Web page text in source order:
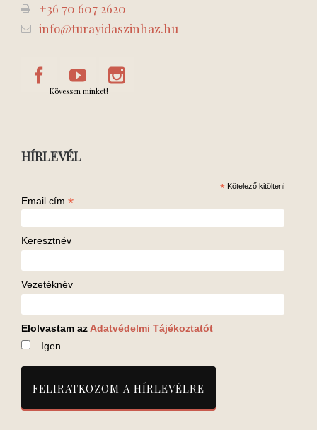
+36 70 607 2620
info@turayidaszinhaz.hu
Kövessen minket!
HÍRLEVÉL
* Kötelező kitölteni
Email cím *
Keresztnév
Vezetéknév
Elolvastam az Adatvédelmi Tájékoztatót
Igen